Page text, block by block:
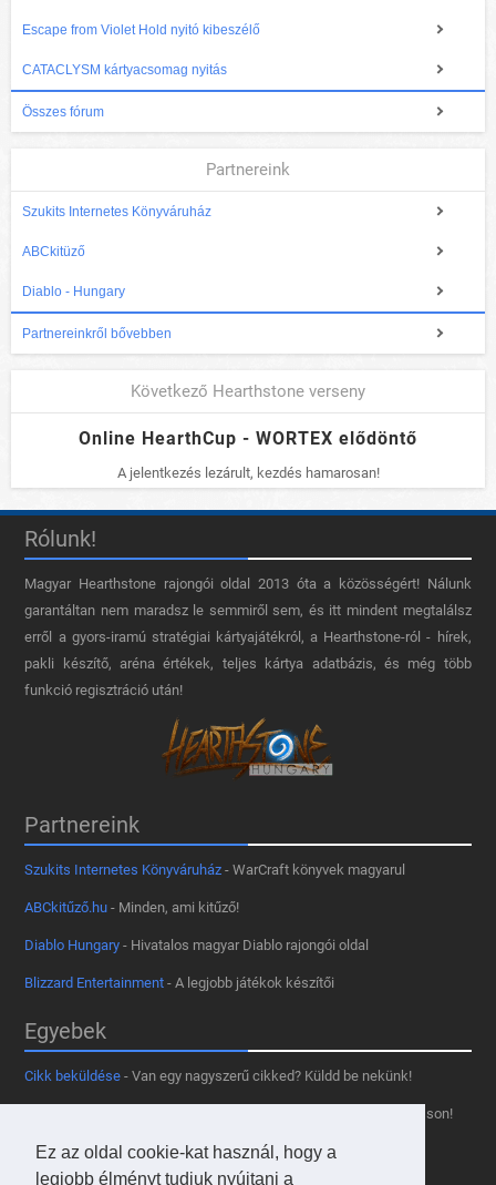
Ez az oldal cookie-kat használ, hogy a
legjobb élményt tudjuk nyújtani a
Escape from Violet Hold nyitó kibeszélő
CATACLYSM kártyacsomag nyitás
Összes fórum
Partnereink
Szukits Internetes Könyváruház
ABCkitüző
Diablo - Hungary
Partnereinkről bővebben
Következő Hearthstone verseny
Online HearthCup - WORTEX elődöntő
A jelentkezés lezárult, kezdés hamarosan!
Rólunk!
Magyar Hearthstone​ rajongói oldal 2013 óta a közösségért! Nálunk
garantáltan nem maradsz le semmiről sem, és itt mindent megtalálsz
erről a gyors-iramú stratégiai kártyajátékról, a Hearthstone-ról - hírek,
pakli készítő, aréna értékek, teljes kártya adatbázis, és még több
funkció regisztráció után!
Partnereink
Szukits Internetes Könyváruház - WarCraft könyvek magyarul
ABCkitűző.hu - Minden, ami kitűző!
Diablo Hungary - Hivatalos magyar Diablo rajongói oldal
Blizzard Entertainment - A legjobb játékok készítői
Egyebek
Cikk beküldése - Van egy nagyszerű cikked? Küldd be nekünk!
- Tetszik az oldal? Segíts, hogy fennmaradhasson!
Kapcsolat, médiaajánlat- Lépj velünk kapcsolatba!